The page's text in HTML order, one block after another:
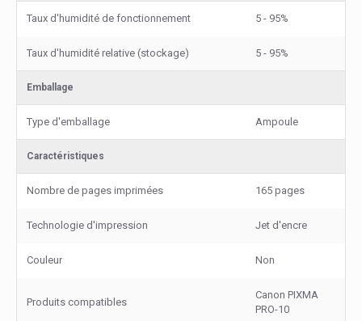
Taux d'humidité de fonctionnement 5 - 95%
Taux d'humidité relative (stockage) 5 - 95%
Emballage
Type d'emballage Ampoule
Caractéristiques
Nombre de pages imprimées 165 pages
Technologie d'impression Jet d'encre
Couleur Non
Produits compatibles
Canon PIXMA
PRO-10